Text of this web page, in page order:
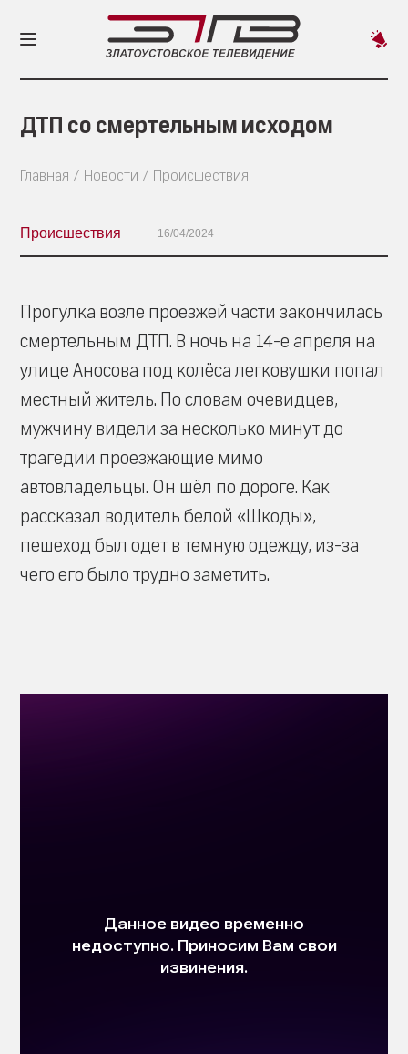
ДТП со смертельным исходом
Главная Новости Происшествия
Происшествия 16/04/2024
Прогулка возле проезжей части закончилась
смертельным ДТП. В ночь на 14-е апреля на
улице Аносова под колёса легковушки попал
местный житель. По словам очевидцев,
мужчину видели за несколько минут до
трагедии проезжающие мимо
автовладельцы. Он шёл по дороге. Как
рассказал водитель белой «Шкоды»,
пешеход был одет в темную одежду, из-за
чего его было трудно заметить.